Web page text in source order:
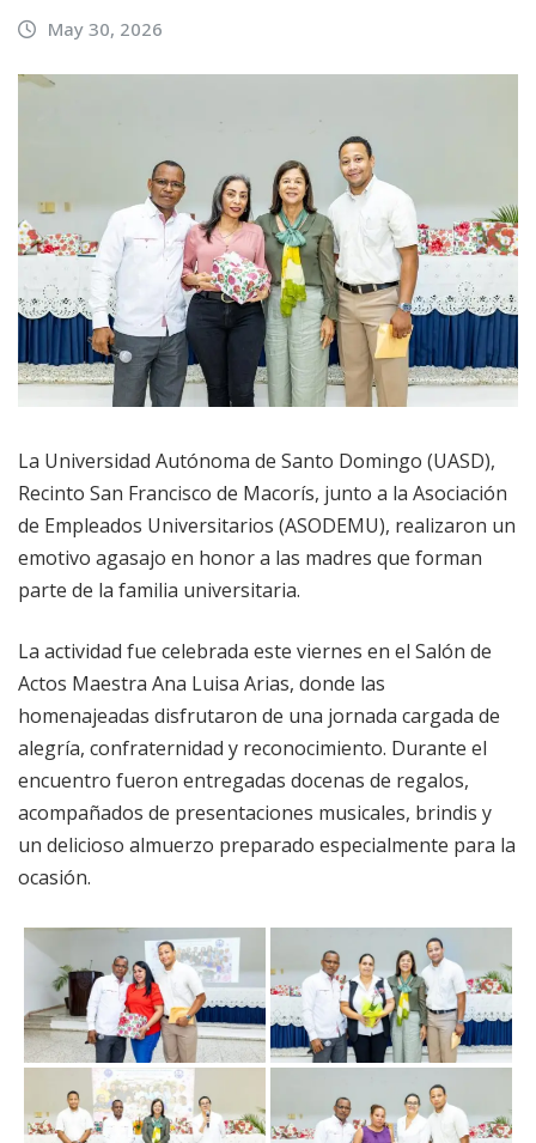
May 30, 2026
La Universidad Autónoma de Santo Domingo (UASD),
Recinto San Francisco de Macorís, junto a la Asociación
de Empleados Universitarios (ASODEMU), realizaron un
emotivo agasajo en honor a las madres que forman
parte de la familia universitaria.
La actividad fue celebrada este viernes en el Salón de
Actos Maestra Ana Luisa Arias, donde las
homenajeadas disfrutaron de una jornada cargada de
alegría, confraternidad y reconocimiento. Durante el
encuentro fueron entregadas docenas de regalos,
acompañados de presentaciones musicales, brindis y
un delicioso almuerzo preparado especialmente para la
ocasión.